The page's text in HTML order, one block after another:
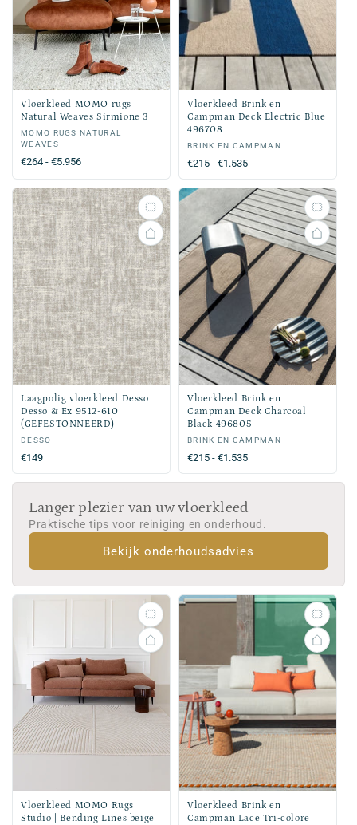
Vloerkleed MOMO rugs
Natural Weaves Sirmione 3
Verkoper:
MOMO RUGS NATURAL
WEAVES
Normale
prijs
€264 - €5.956
Vloerkleed Brink en
Campman Deck Electric Blue
496708
Verkoper:
BRINK EN CAMPMAN
Normale
prijs
€215 - €1.535
Laagpolig vloerkleed Desso
Desso & Ex 9512-610
(GEFESTONNEERD)
Verkoper:
DESSO
Normale
prijs
€149
Vloerkleed Brink en
Campman Deck Charcoal
Black 496805
Verkoper:
BRINK EN CAMPMAN
Normale
prijs
€215 - €1.535
Langer plezier van uw vloerkleed
Praktische tips voor reiniging en onderhoud.
Bekijk onderhoudsadvies
Vloerkleed MOMO Rugs
Studio | Bending Lines beige
Vloerkleed Brink en
Campman Lace Tri-colore